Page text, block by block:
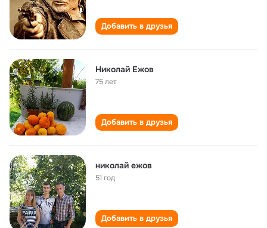
Добавить в друзья
Николай Ежов
75 лет
Добавить в друзья
николай ежов
51 год
Добавить в друзья